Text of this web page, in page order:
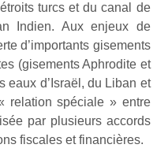
turcs et du canal de
Indien. Aux enjeux de
d’importants gisements
(gisements Aphrodite et
eaux d’Israël, du Liban et
relation spéciale » entre
par plusieurs accords
fiscales et financières.